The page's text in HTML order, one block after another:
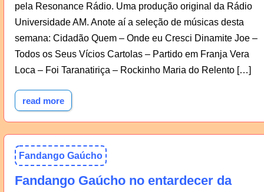
pela Resonance Rádio. Uma produção original da Rádio
Universidade AM. Anote aí a seleção de músicas desta
semana: Cidadão Quem – Onde eu Cresci Dinamite Joe –
Todos os Seus Vícios Cartolas – Partido em Franja Vera
Loca – Foi Taranatiriça – Rockinho Maria do Relento […]
read more
Fandango Gaúcho
Fandango Gaúcho no entardecer da